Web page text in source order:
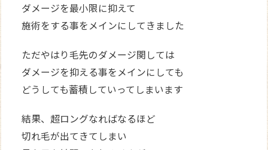
ダメージを最小限に抑えて
施術をする事をメインにしてきました
ただやはり毛先のダメージ関しては
ダメージを抑える事をメインにしても
どうしても蓄積していってしまいます
結果、超ロングなればなるほど
切れ毛が出てきてしまい